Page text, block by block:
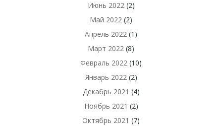
Июнь 2022(2)
Май 2022 (2)
Апрель 2022 (1)
Март 2022 (8)
Февраль 2022 (10)
Январь 2022(2)
Декабрь 2021 (4)
Ноябрь 2021 (2)
Октябрь 2021 (7)